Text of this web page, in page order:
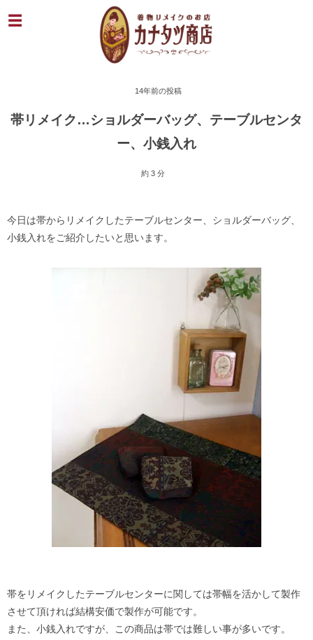
14年前の投稿
帯リメイク…ショルダーバッグ、テーブルセンタ
ー、小銭入れ
約 3 分
今日は帯からリメイクしたテーブルセンター、ショルダーバッグ、
小銭入れをご紹介したいと思います。
帯をリメイクしたテーブルセンターに関しては帯幅を活かして製作
させて頂ければ結構安価で製作が可能です。
また、小銭入れですが、この商品は帯では難しい事が多いです。